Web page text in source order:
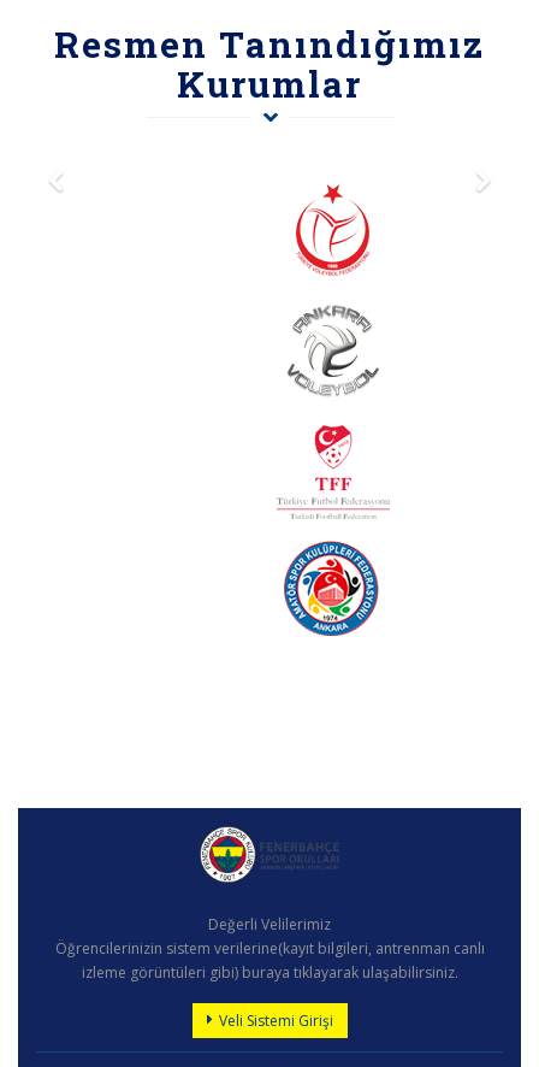
Resmen Tanındığımız
Kurumlar
Değerli Velilerimiz
Öğrencilerinizin sistem verilerine(kayıt bilgileri, antrenman canlı
izleme görüntüleri gibi) buraya tıklayarak ulaşabilirsiniz.
Veli Sistemi Girişi